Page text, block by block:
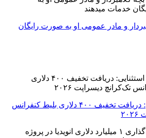
و مادر عمومی او به صورت رایگان
فرصت استثنایی: دریافت تخفیف ۴۰۰ دلاری بلیط کنفرانس